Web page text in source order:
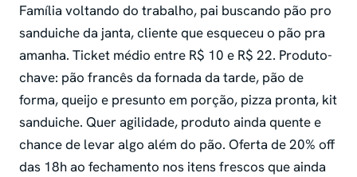
Família voltando do trabalho, pai buscando pão pro
sanduiche da janta, cliente que esqueceu o pão pra
amanha. Ticket médio entre R$ 10 e R$ 22. Produto-
chave: pão francês da fornada da tarde, pão de
forma, queijo e presunto em porção, pizza pronta, kit
sanduiche. Quer agilidade, produto ainda quente e
chance de levar algo além do pão. Oferta de 20% off
das 18h ao fechamento nos itens frescos que ainda